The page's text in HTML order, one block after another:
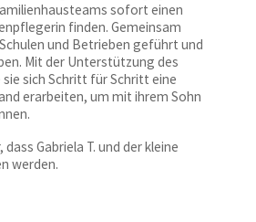
sofort einen
finden. Gemeinsam
und Betrieben geführt und
Mit der Unterstützung des
sich Schritt für Schritt eine
erarbeiten, um mit ihrem Sohn
Gabriela T. und der kleine
werden.